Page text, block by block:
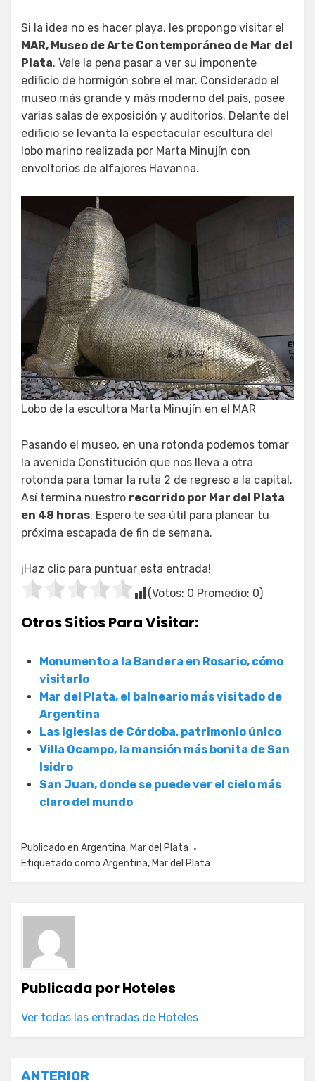
Si la idea no es hacer playa, les propongo visitar el
MAR, Museo de Arte Contemporáneo de Mar del
Plata. Vale la pena pasar a ver su imponente
edificio de hormigón sobre el mar. Considerado el
museo más grande y más moderno del país, posee
varias salas de exposición y auditorios. Delante del
edificio se levanta la espectacular escultura del
lobo marino realizada por Marta Minujín con
envoltorios de alfajores Havanna.
Lobo de la escultora Marta Minujín en el MAR
Pasando el museo, en una rotonda podemos tomar
la avenida Constitución que nos lleva a otra
rotonda para tomar la ruta 2 de regreso a la capital.
Así termina nuestro recorrido por Mar del Plata
en 48 horas. Espero te sea útil para planear tu
próxima escapada de fin de semana.
¡Haz clic para puntuar esta entrada!
(Votos: 0 Promedio: 0)
Otros Sitios Para Visitar:
Monumento a la Bandera en Rosario, cómo
visitarlo
Mar del Plata, el balneario más visitado de
Argentina
Las iglesias de Córdoba, patrimonio único
Villa Ocampo, la mansión más bonita de San
Isidro
San Juan, donde se puede ver el cielo más
claro del mundo
Publicado en Argentina, Mar del Plata
Etiquetado como Argentina, Mar del Plata
Publicada porHoteles
Ver todas las entradas de Hoteles
ANTERIOR